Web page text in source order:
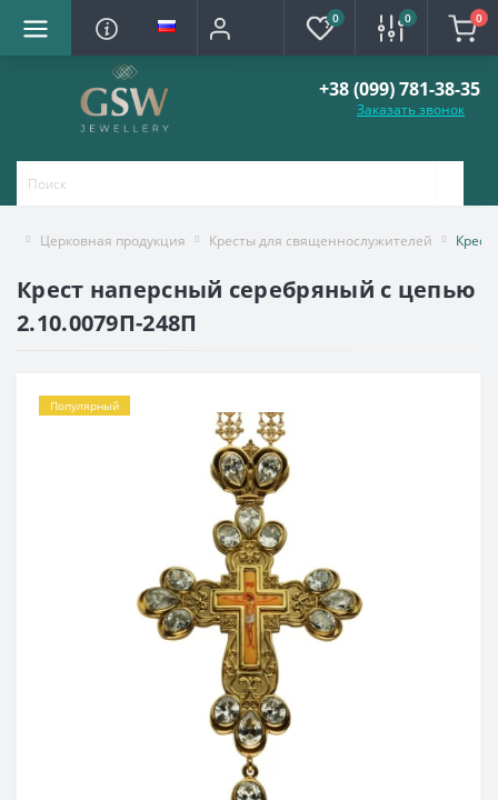
0 0 0
+38 (099) 781-38-35
Заказать звонок
Церковная продукция Кресты для священнослужителей
Крест наперсный серебряный с цепью
2.10.0079П-248П
Популярный